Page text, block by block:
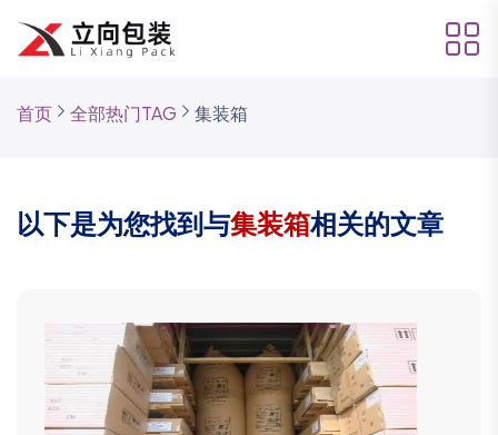
首页 全部热门TAG 集装箱
以下是为您找到与集装箱相关的文章